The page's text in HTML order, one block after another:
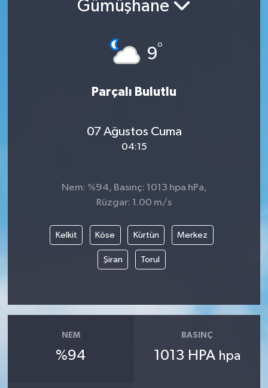
Gümüşhane
9°
Parçalı Bulutlu
07 Ağustos Cuma
04:15
Nem: %94, Basınç: 1013 hpa hPa,
Rüzgar: 1.00 m/s
Kelkit Köse Kürtün Merkez
Şiran Torul
NEM
%94
BASINÇ
1013 HPA hpa
BİLİM VE TEKNOLOJİ
HABERDE İNSAN
KÜLTÜR SANAT
SAĞLIK